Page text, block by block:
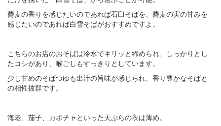
蕎麦の香りを感じたいのであれば石臼そばを、蕎麦の実の甘みを
感じたいのであれば白雪そばがおすすめですよ。
こちらのお店のおそばは冷水でキリッと締められ、しっかりとし
たコシがあり、喉ごしもすっきりとしています。
少し甘めのそばつゆも出汁の旨味が感じられ、香り豊かなそばと
の相性抜群です。
海老、茄子、カボチャといった天ぷらの衣は薄め。